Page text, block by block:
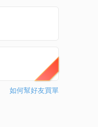
如何幫好友買單